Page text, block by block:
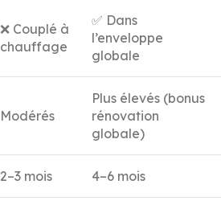
❌ Couplé à
chauffage
✅ Dans
l’enveloppe
globale
Modérés
Plus élevés (bonus
rénovation
globale)
2–3 mois 4–6 mois